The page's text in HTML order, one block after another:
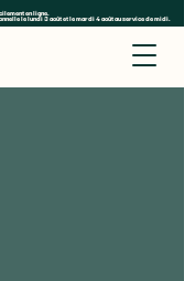
en ligne.
le lundi 3 août et le mardi 4 août au service de midi.